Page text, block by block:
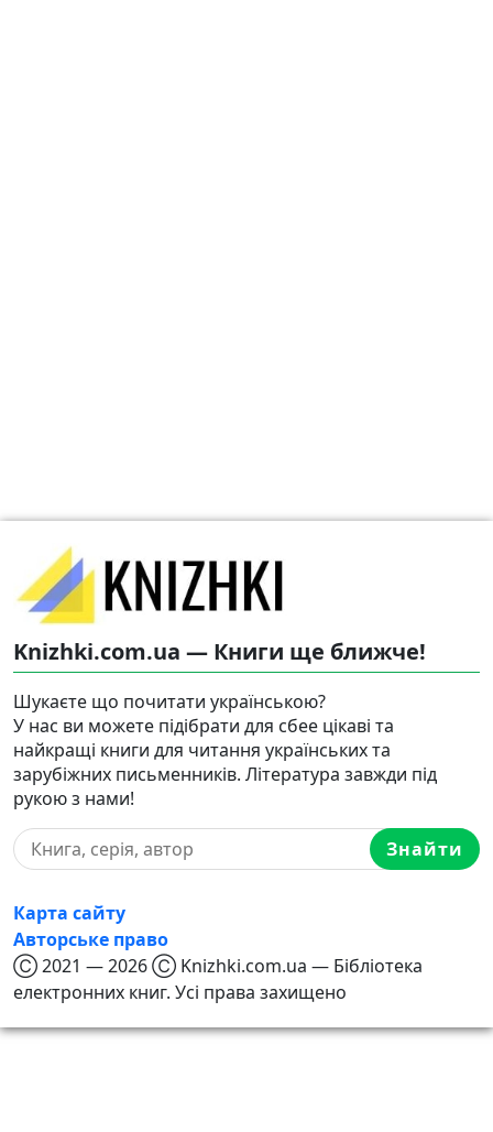
Knizhki.com.ua — Книги ще ближче!
Шукаєте що почитати українською?
У нас ви можете підібрати для сбее цікаві та
найкращі книги для читання українських та
зарубіжних письменників. Література завжди під
рукою з нами!
Знайти
Карта сайту
Авторське право
Ⓒ 2021 — 2026 Ⓒ Knizhki.com.ua — Бібліотека
електронних книг. Усі права захищено